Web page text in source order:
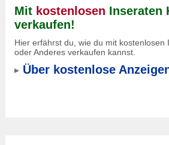
Mit kostenlosen Inseraten
verkaufen!
Hier erfährst du, wie du mit kostenlosen
oder Anderes verkaufen kannst.
Über kostenlose